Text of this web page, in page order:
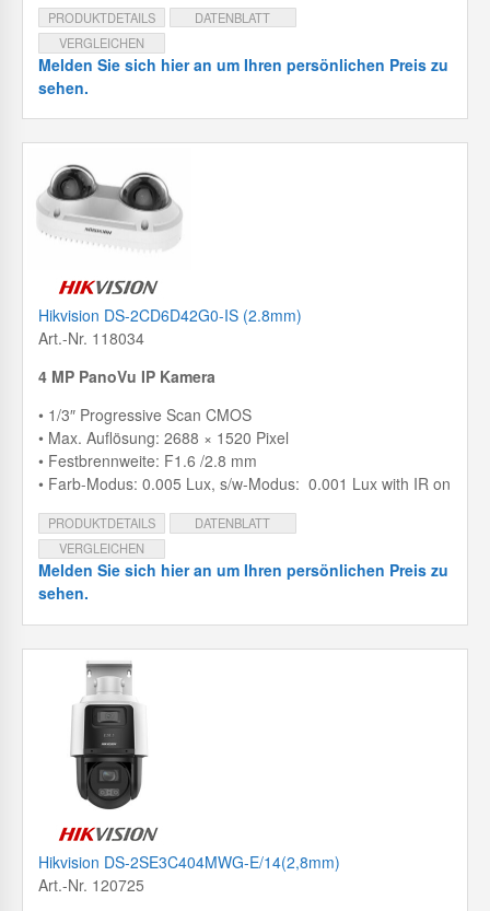
PRODUKTDETAILS
DATENBLATT
VERGLEICHEN
Melden Sie sich hier an um Ihren persönlichen Preis zu
sehen.
Hikvision DS-2CD6D42G0-IS (2.8mm)
Art.-Nr. 118034
4 MP PanoVu IP Kamera
• 1/3″ Progressive Scan CMOS
• Max. Auflösung: 2688 × 1520 Pixel
• Festbrennweite: F1.6 /2.8 mm
• Farb-Modus: 0.005 Lux, s/w-Modus: 0.001 Lux with IR on
PRODUKTDETAILS
DATENBLATT
VERGLEICHEN
Melden Sie sich hier an um Ihren persönlichen Preis zu
sehen.
Hikvision DS-2SE3C404MWG-E/14(2,8mm)
Art.-Nr. 120725